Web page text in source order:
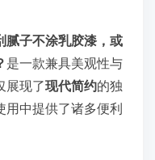
腻子不涂乳胶漆，或
是一款兼具美观性与
展现了现代简约的独
用中提供了诸多便利